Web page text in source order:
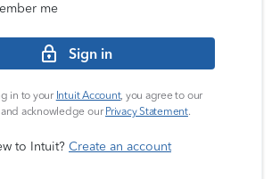
me
Sign in
in to your Intuit Account, you agree to our
and acknowledge our Privacy Statement.
to Intuit? Create an account